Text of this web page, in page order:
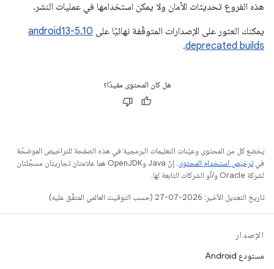
هذه الفروع تحديثات الأمان ولا يمكن استخدامها في عمليات النشر.
يمكنك العثور على الإصدارات المتوقّفة نهائيًا على android13-5.10
deprecated builds
.
هل كان المحتوى مفيدًا؟
يخضع كل من المحتوى وعيّنات التعليمات البرمجية في هذه الصفحة للتراخيص الموضحّة
فيترخيص استخدام المحتوى
. إنّ Java وOpenJDK هما علامتان تجاريتان مسجَّلتان
لشركة Oracle و/أو الشركات التابعة لها.
تاريخ التعديل الأخير: 2026-07-27 (حسب التوقيت العالمي المتفَّق عليه)
الإصدار
مستودع Android